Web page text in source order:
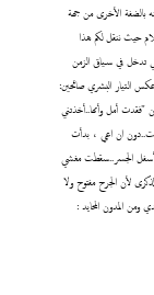
بالضفة الأخرى من جهة
حيث ننقل لكم هذا
التي تدخل في سياق الزمن
التيار البشري صائحين:
"فقدت أمل وأمها..أخذتني
ان اعي ، بدأت
أسفل الجسر..سقطت مغشي
الذكرى لأن الجرح مفتوح ولا
ومن المدون المحايد :